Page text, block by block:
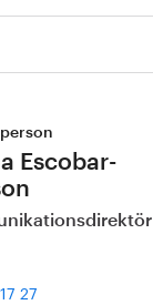
Escobar-
27